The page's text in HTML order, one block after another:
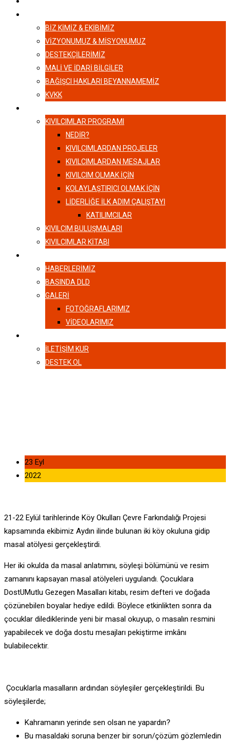
BIZ KIMIZ & EKIBIMIZ
VİZYONUMUZ & MİSYONUMUZ
DESTEKÇILERIMIZ
MALI VE İDARI BILGILER
BAĞIŞCI HAKLARI BEYANNAMEMIZ
KVKK
KIVILCIMLAR PROGRAMI
NEDİR?
KIVILCIMLARDAN PROJELER
KIVILCIMLARDAN MESAJLAR
KIVILCIM OLMAK İÇİN
KOLAYLAŞTIRICI OLMAK İÇİN
LIDERLIĞE İLK ADIM ÇALIŞTAYI
KATILIMCILAR
KIVILCIM BULUŞMALARI
KIVILCIMLAR KITABI
HABERLERIMIZ
BASINDA DLD
GALERI
FOTOĞRAFLARIMIZ
VIDEOLARIMIZ
İLETIŞIM KUR
DESTEK OL
23 Eyl
2022
21-22 Eylül tarihlerinde Köy Okulları Çevre Farkındalığı Projesi
kapsamında ekibimiz Aydın ilinde bulunan iki köy okuluna gidip
masal atölyesi gerçekleştirdi.
Her iki okulda da masal anlatımını, söyleşi bölümünü ve resim
zamanını kapsayan masal atölyeleri uygulandı. Çocuklara
DostUMutlu Gezegen Masalları kitabı, resim defteri ve doğada
çözünebilen boyalar hediye edildi. Böylece etkinlikten sonra da
çocuklar dilediklerinde yeni bir masal okuyup, o masalın resmini
yapabilecek ve doğa dostu mesajları pekiştirme imkânı
bulabilecektir.
Çocuklarla masalların ardından söyleşiler gerçekleştirildi. Bu
söyleşilerde;
Kahramanın yerinde sen olsan ne yapardın?
Bu masaldaki soruna benzer bir sorun/çözüm gözlemledin